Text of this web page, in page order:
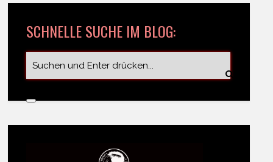
SCHNELLE SUCHE IM BLOG: